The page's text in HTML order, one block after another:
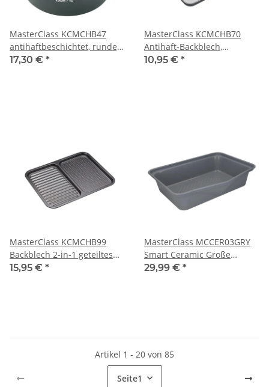
MasterClass KCMCHB47
antihaftbeschichtet, runde,
tiefe Kuchenform mit losem
17,30 € *
MasterClass KCMCHB70
Antihaft-Backblech,
quadratisch, 26 cm
10,95 € *
MasterClass KCMCHB99
Backblech 2-in-1 geteiltes
Backblech, geriffeltes
15,95 € *
MasterClass MCCER03GRY
Smart Ceramic Große
Bratform mit robuster
29,99 € *
Artikel 1 - 20 von 85
Seite1